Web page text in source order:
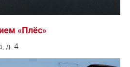
«Плёс»
д. 4